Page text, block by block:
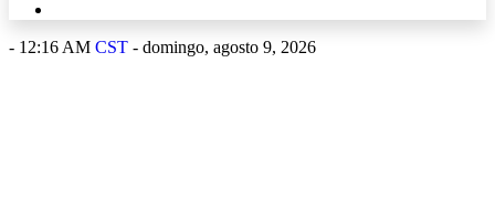
- 12:16 AM CST - domingo, agosto 9, 2026